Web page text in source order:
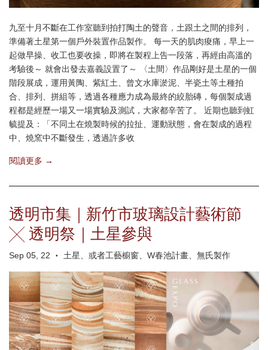
九至十月不斷在工作室聽到拍打陶土的聲音，土跟土之間的排列，
準備著土星第一個戶外裝置作品製作。 每一天的肌肉痠痛，早上一
起做早操、收工也要收操，即將在製程上告一段落，再經由高溫的
考驗後～ 就會出發去嘉義設置了～ 〈土間〉作品剛好是土星的一個
階段展成，運用黃陶、紫紅土、曾文水庫淤泥、半瓷土等土種拍
合、排列、拼組等，透過各種應力成為最終的絞胎磚，每個製成過
程都是經歷一場又一場實驗及測試，大家都辛苦了。 近期也聽到虹
毓提及：「不同土在燒製時候的拉扯、運動狀態，會在製成的過程
中、燒窯中不斷發生，透過許多收
閱讀更多 →
透明市集｜新竹市玻璃設計藝術節
╳ 透明祭｜土星參與
Sep 05, 22 • 土星、或者工藝櫥窗、W春池計畫、無氏製作